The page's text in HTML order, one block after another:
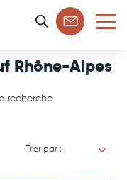
ouvrir
au
Rhône-Alpes
recherche